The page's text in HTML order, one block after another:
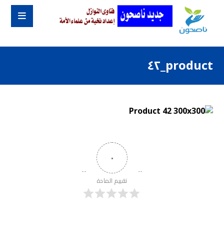
product_٤٢
٠
تقييم المادة